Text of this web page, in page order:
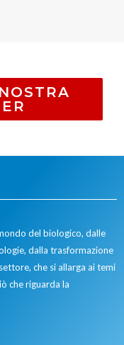
del biologico, dalle
dalla trasformazione
che si allarga ai temi
che riguarda la